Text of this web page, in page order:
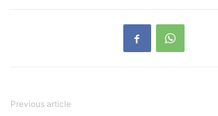
Previous article